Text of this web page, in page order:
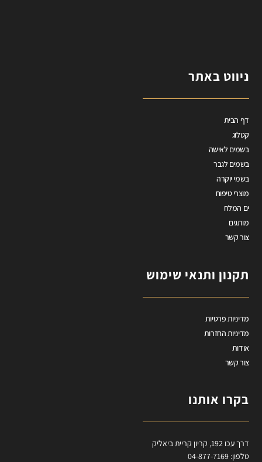
ניווט באתר
דף הבית
קטלוג
בשמים לאישה
בשמים לגבר
בשמי יוקרה
מוצרי טיפוח
ים המלח
מותגים
צור קשר
תקנון ותנאי שימוש
מדיניות פרטיות
מדיניות החזרות
אודות
צור קשר
בקרו אותנו
דרך עכו 192, קריון קריית ביאליק
טלפון: 04-877-7169